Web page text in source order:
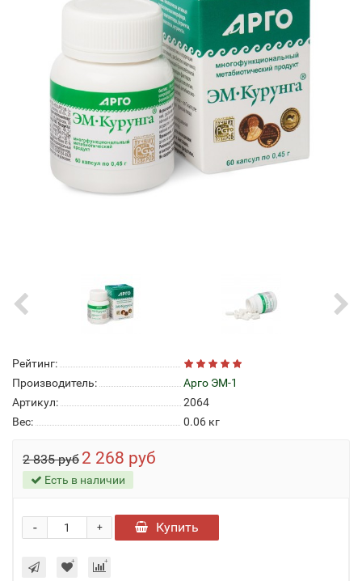
Рейтинг:
Производитель:
Арго ЭМ-1
Артикул:
2064
Вес:
0.06 кг
2 835 руб 2 268 руб
Есть в наличии
+
- Купить